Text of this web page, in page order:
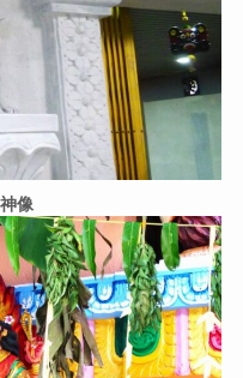
像